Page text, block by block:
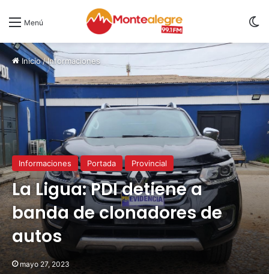
Menú
Inicio/Informaciones
Informaciones Portada Provincial
La Ligua: PDI detiene a
banda de clonadores de
autos
mayo 27, 2023